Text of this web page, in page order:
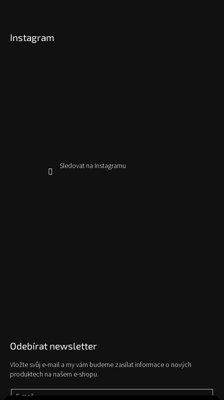
Instagram
Sledovat na Instagramu
Odebírat newsletter
Vložte svůj e-mail a my vám budeme zasílat informace o nových
produktech na našem e-shopu.
E-mail